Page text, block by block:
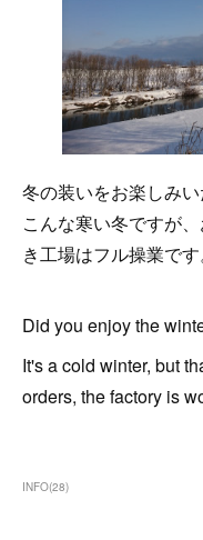
冬の装いをお楽しみ
こんな寒い冬ですが
き工場はフル操業です
Did you enjoy the
It's a cold winter, but
orders, the factory is
INFO(28)